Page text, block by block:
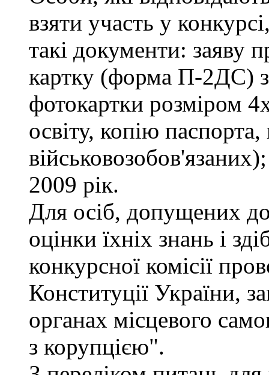
взяти участь у
такі документи: заяву
картку (форма П-2ДС) з
фотокартки розміром
освіту, копію
2009 рік.
Для осіб, допущених
оцінки їхніх знань і
конкурсної комісії
Конституції України,
органах місцевого
з корупцією".